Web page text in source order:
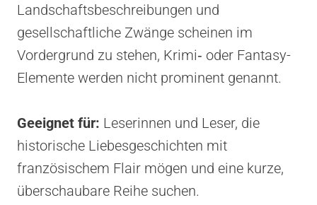
Landschaftsbeschreibungen und
gesellschaftliche Zwänge scheinen im
Vordergrund zu stehen, Krimi‑ oder Fantasy-
Elemente werden nicht prominent genannt.
Geeignet für: Leserinnen und Leser, die
historische Liebesgeschichten mit
französischem Flair mögen und eine kurze,
überschaubare Reihe suchen.